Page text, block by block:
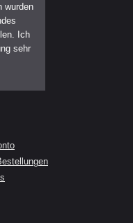
wurden
Ich
sehr